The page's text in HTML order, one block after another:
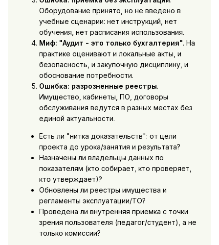
Оборудование принято, но не введено в
учебные сценарии: нет инструкций, нет
обучения, нет расписания использования.
Миф: "Аудит - это только бухгалтерия". На
практике оценивают и локальные акты, и
безопасность, и закупочную дисциплину, и
обоснование потребности.
Ошибка: разрозненные реестры.
Имущество, кабинеты, ПО, договоры
обслуживания ведутся в разных местах без
единой актуальности.
Есть ли "нитка доказательств": от цели
проекта до урока/занятия и результата?
Назначены ли владельцы данных по
показателям (кто собирает, кто проверяет,
кто утверждает)?
Обновлены ли реестры имущества и
регламенты эксплуатации/ТО?
Проведена ли внутренняя приемка с точки
зрения пользователя (педагог/студент), а не
только комиссии?